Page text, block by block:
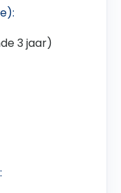
3 jaar)